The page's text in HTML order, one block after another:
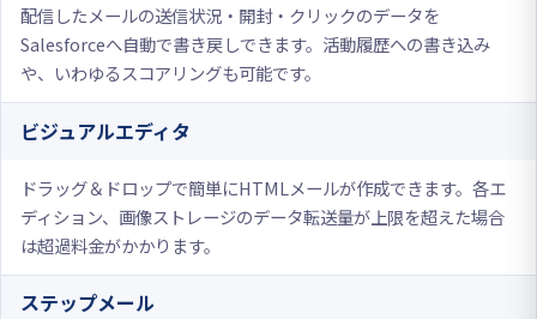
配信したメールの送信状況・開封・クリックのデータを
Salesforceへ自動で書き戻しできます。活動履歴への書き込み
や、いわゆるスコアリングも可能です。
ビジュアルエディタ
ドラッグ＆ドロップで簡単にHTMLメールが作成できます。各エ
ディション、画像ストレージのデータ転送量が上限を超えた場合
は超過料金がかかります。
ステップメール